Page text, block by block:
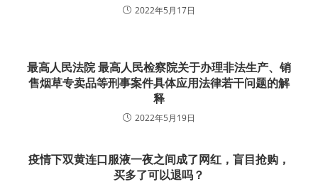
2022年5月17日
最高人民法院 最高人民检察院关于办理非法生产、销
售烟草专卖品等刑事案件具体应用法律若干问题的解
释
2022年5月19日
疫情下双黄连口服液一夜之间成了网红，盲目抢购，
买多了可以退吗？